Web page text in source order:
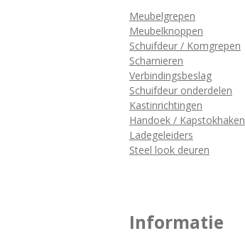
Meubelgrepen
Meubelknoppen
Schuifdeur / Komgrepen
Scharnieren
Verbindingsbeslag
Schuifdeur onderdelen
Kastinrichtingen
Handoek / Kapstokhaken
Ladegeleiders
Steel look deuren
Informatie